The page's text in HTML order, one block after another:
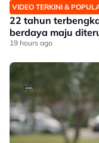
VIDEO TERKINI &
22 tahun
berdaya maju
19 hours ago